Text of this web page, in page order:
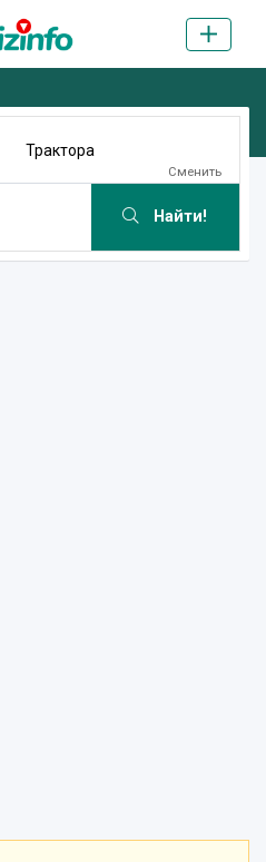
Трактора
Сменить
Найти!